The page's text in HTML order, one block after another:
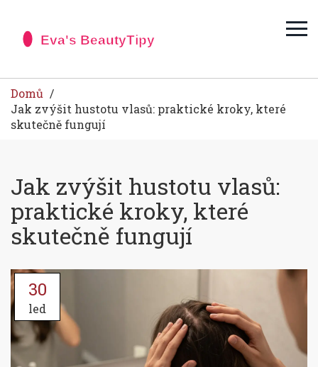
Domů
Jak zvýšit hustotu vlasů: praktické kroky, které
skutečně fungují
Jak zvýšit hustotu vlasů:
praktické kroky, které
skutečně fungují
30
led